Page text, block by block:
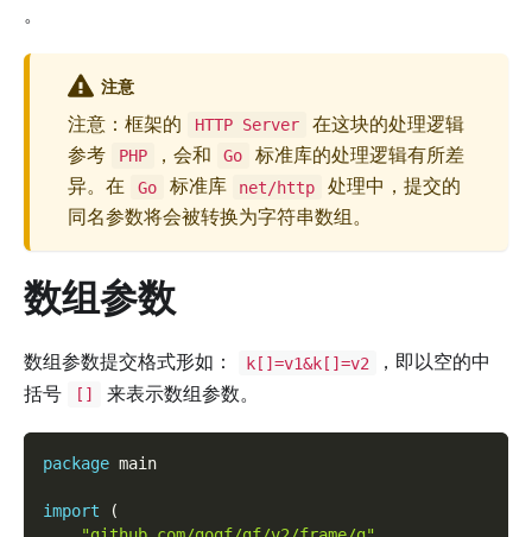
。
注意
注意：框架的 HTTP Server
在这块的处理逻辑
参考
PHP ，会和 Go
标准库的处理逻辑有所差
异。在
Go 标准库 net/http
处理中，提交的
同名参数将会被转换为字符串数组。
数组参数
数组参数提交格式形如： k[]=v1&k[]=v2
，即以空的中
括号
[] 来表示数组参数。
package main
import
(